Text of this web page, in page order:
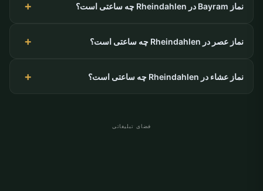
نماز Bayram در Rheindahlen چه ساعتی است؟
نماز عصر در Rheindahlen چه ساعتی است؟
نماز عشاء در Rheindahlen چه ساعتی است؟
فضای تبلیغاتی